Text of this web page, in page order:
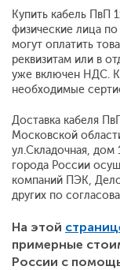
Купить кабель ПвП
физические лица
могут оплатить
реквизитам или в
уже включен НДС.
необходимые
Доставка кабеля
Московской
ул.Складочная, дом
города России
компаний ПЭК,
других по
На этой
примерные
России с